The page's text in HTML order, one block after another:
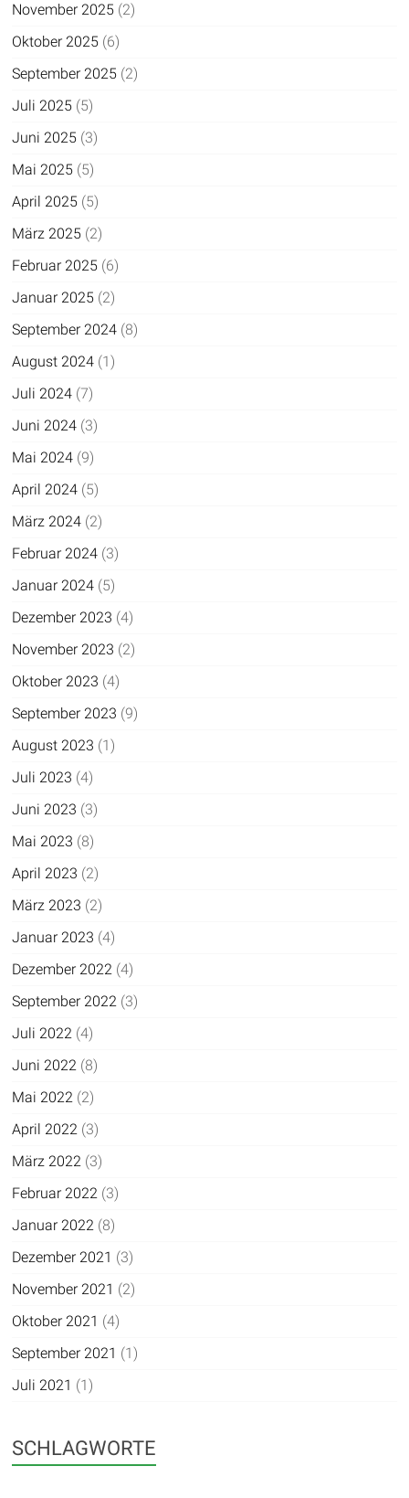
November 2025 (2)
Oktober 2025 (6)
September 2025 (2)
Juli 2025 (5)
Juni 2025 (3)
Mai 2025 (5)
April 2025 (5)
März 2025 (2)
Februar 2025 (6)
Januar 2025 (2)
September 2024 (8)
August 2024 (1)
Juli 2024 (7)
Juni 2024 (3)
Mai 2024 (9)
April 2024 (5)
März 2024 (2)
Februar 2024 (3)
Januar 2024 (5)
Dezember 2023 (4)
November 2023 (2)
Oktober 2023 (4)
September 2023 (9)
August 2023 (1)
Juli 2023 (4)
Juni 2023 (3)
Mai 2023 (8)
April 2023 (2)
März 2023 (2)
Januar 2023 (4)
Dezember 2022 (4)
September 2022 (3)
Juli 2022 (4)
Juni 2022 (8)
Mai 2022 (2)
April 2022 (3)
März 2022 (3)
Februar 2022 (3)
Januar 2022 (8)
Dezember 2021 (3)
November 2021 (2)
Oktober 2021 (4)
September 2021 (1)
Juli 2021 (1)
SCHLAGWORTE